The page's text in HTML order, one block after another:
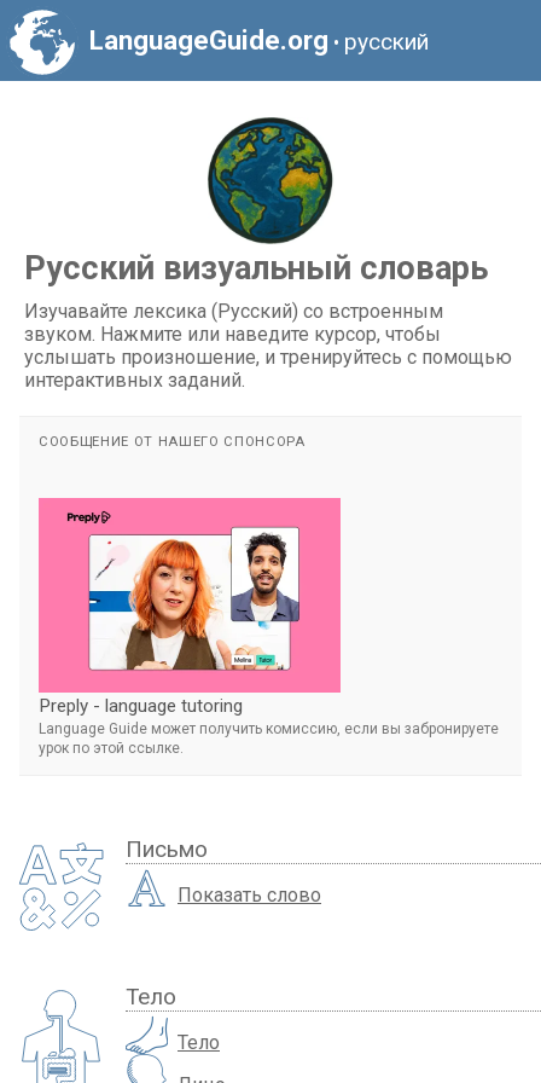
LanguageGuide.org • русский
Русский визуальный словарь
Изучавайте лексика (Русский) со встроенным
звуком. Нажмите или наведите курсор, чтобы
услышать произношение, и тренируйтесь с помощью
интерактивных заданий.
Письмо
Показать слово
Тело
Тело
СООБЩЕНИЕ ОТ НАШЕГО СПОНСОРА
Preply - language tutoring
Language Guide может получить комиссию, если вы забронируете
урок по этой ссылке.